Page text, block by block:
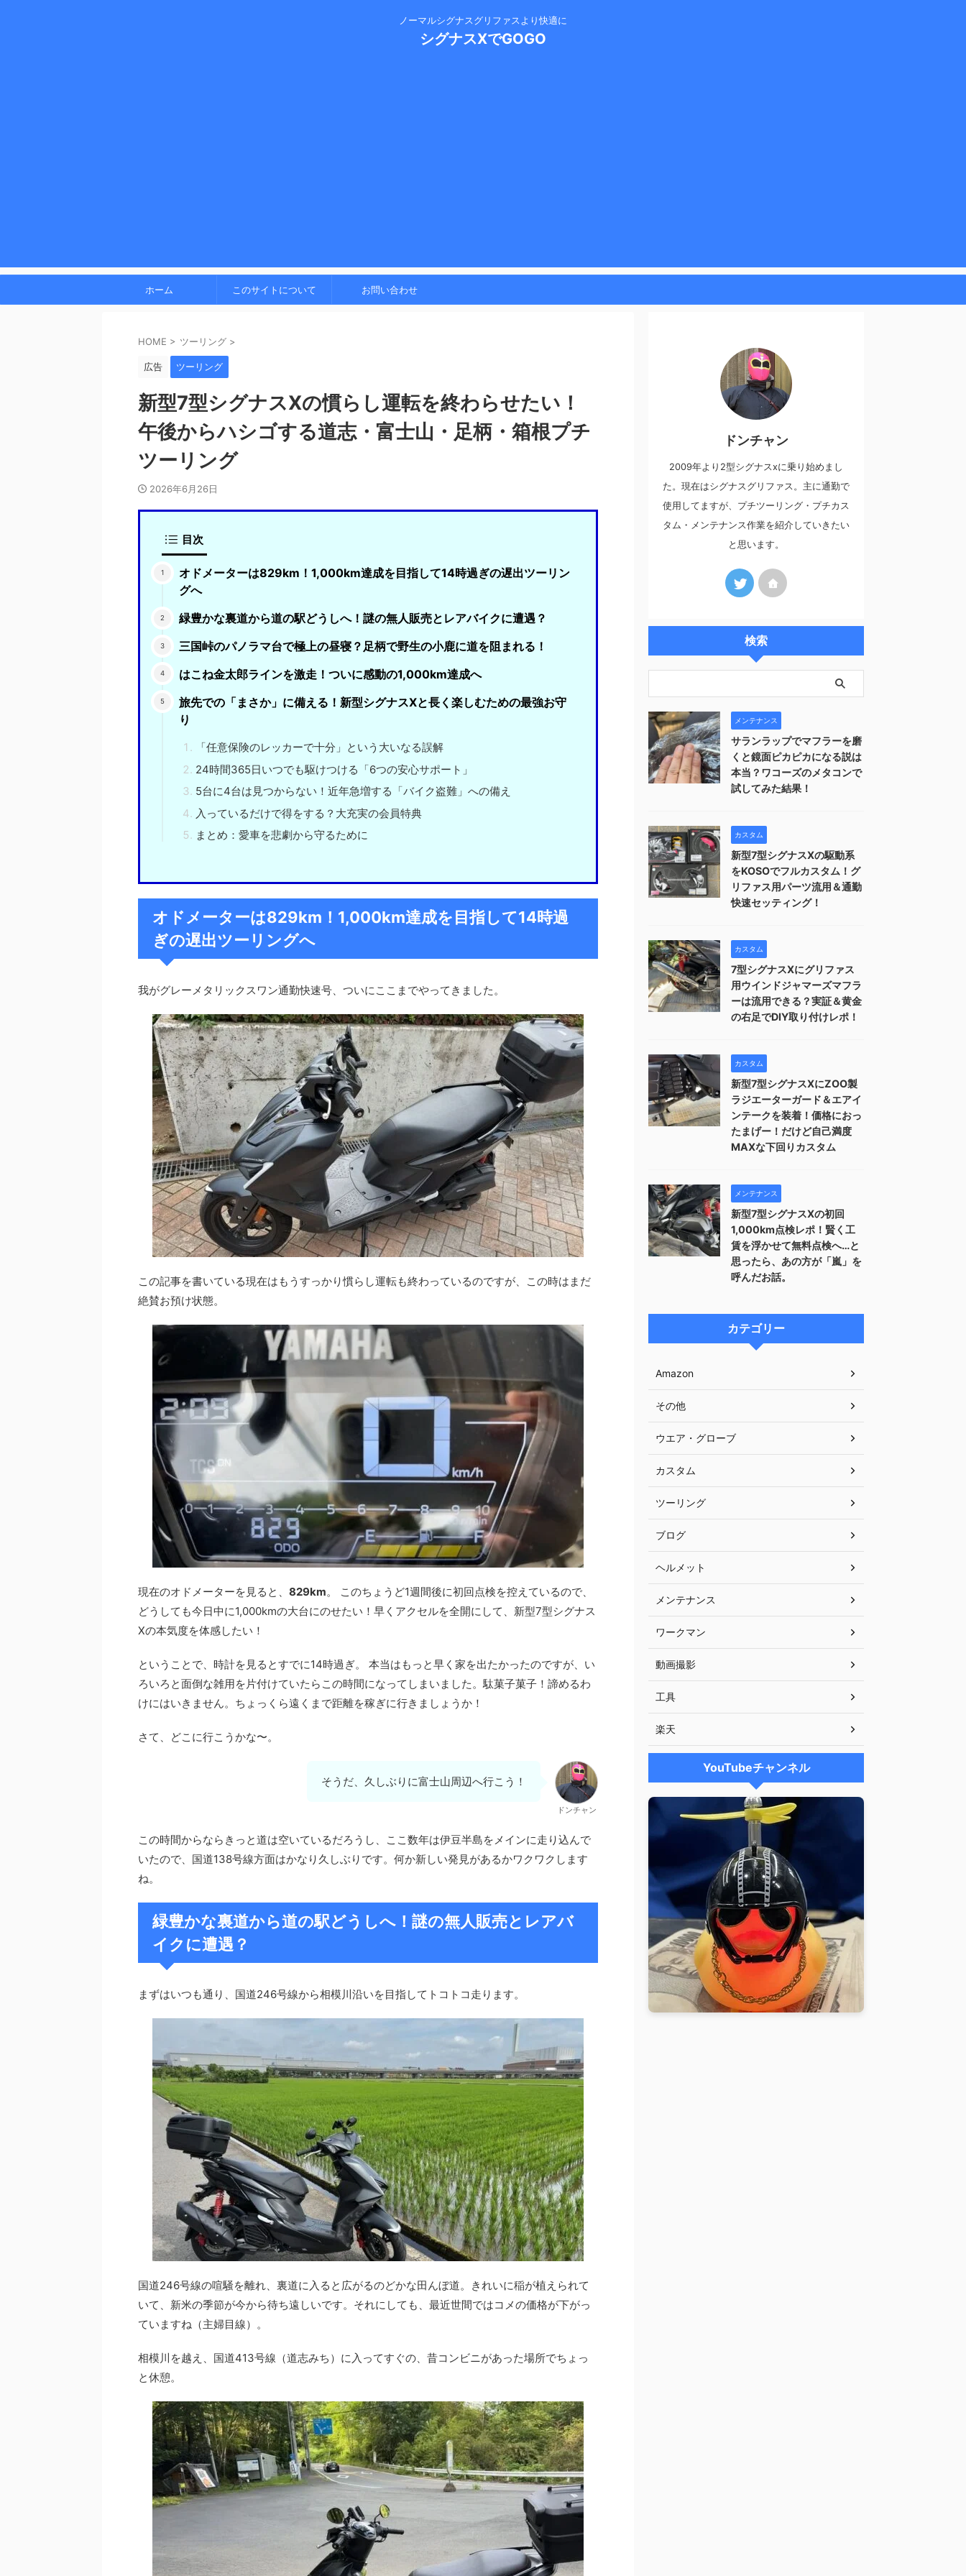
ノーマルシグナスグリファスより快適に
シグナスXでGOGO
ホーム このサイトについて お問い合わせ
HOME > ツーリング >
広告 ツーリング
新型7型シグナスXの慣らし運転を終わらせたい！
午後からハシゴする道志・富士山・足柄・箱根プチ
ツーリング
2026年6月26日
目次
オドメーターは829km！1,000km達成を目指して14時過ぎの遅出ツーリン
グへ
緑豊かな裏道から道の駅どうしへ！謎の無人販売とレアバイクに遭遇？
三国峠のパノラマ台で極上の昼寝？足柄で野生の小鹿に道を阻まれる！
はこね金太郎ラインを激走！ついに感動の1,000km達成へ
旅先での「まさか」に備える！新型シグナスXと長く楽しむための最強お守
り
「任意保険のレッカーで十分」という大いなる誤解
24時間365日いつでも駆けつける「6つの安心サポート」
5台に4台は見つからない！近年急増する「バイク盗難」への備え
入っているだけで得をする？大充実の会員特典
まとめ：愛車を悲劇から守るために
オドメーターは829km！1,000km達成を目指して14時過
ぎの遅出ツーリングへ
我がグレーメタリックスワン通勤快速号、ついにここまでやってきました。
この記事を書いている現在はもうすっかり慣らし運転も終わっているのですが、この時はまだ
絶賛お預け状態。
現在のオドメーターを見ると、 829km。 このちょうど1週間後に初回点検を控えているので、
どうしても今日中に1,000kmの大台にのせたい！早くアクセルを全開にして、新型7型シグナス
Xの本気度を体感したい！
ということで、時計を見るとすでに14時過ぎ。 本当はもっと早く家を出たかったのですが、い
ろいろと面倒な雑用を片付けていたらこの時間になってしまいました。駄菓子菓子！諦めるわ
けにはいきません。ちょっくら遠くまで距離を稼ぎに行きましょうか！
さて、どこに行こうかな〜。
そうだ、久しぶりに富士山周辺へ行こう！
ドンチャン
この時間からならきっと道は空いているだろうし、ここ数年は伊豆半島をメインに走り込んで
いたので、国道138号線方面はかなり久しぶりです。何か新しい発見があるかワクワクします
ね。
緑豊かな裏道から道の駅どうしへ！謎の無人販売とレアバ
イクに遭遇？
まずはいつも通り、国道246号線から相模川沿いを目指してトコトコ走ります。
国道246号線の喧騒を離れ、裏道に入ると広がるのどかな田んぼ道。きれいに稲が植えられて
いて、新米の季節が今から待ち遠しいです。それにしても、最近世間ではコメの価格が下がっ
ていますね（主婦目線）。
相模川を越え、国道413号線（道志みち）に入ってすぐの、昔コンビニがあった場所でちょっ
と休憩。
ドンチャン
2009年より2型シグナスxに乗り始めまし
た。現在はシグナスグリファス。主に通勤で
使用してますが、プチツーリング・プチカス
タム・メンテナンス作業を紹介していきたい
と思います。
検索
メンテナンス
サランラップでマフラーを磨
くと鏡面ピカピカになる説は
本当？ワコーズのメタコンで
試してみた結果！
カスタム
新型7型シグナスXの駆動系
をKOSOでフルカスタム！グ
リファス用パーツ流用＆通勤
快速セッティング！
カスタム
7型シグナスXにグリファス
用ウインドジャマーズマフラ
ーは流用できる？実証＆黄金
の右足でDIY取り付けレポ！
カスタム
新型7型シグナスXにZOO製
ラジエーターガード＆エアイ
ンテークを装着！価格におっ
たまげー！だけど自己満度
MAXな下回りカスタム
メンテナンス
新型7型シグナスXの初回
1,000km点検レポ！賢く工
賃を浮かせて無料点検へ…と
思ったら、あの方が「嵐」を
呼んだお話。
カテゴリー
Amazon
その他
ウエア・グローブ
カスタム
ツーリング
ブログ
ヘルメット
メンテナンス
ワークマン
動画撮影
工具
楽天
YouTubeチャンネル